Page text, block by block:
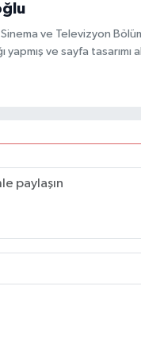
ve Televizyon
ve sayfa tasarımı